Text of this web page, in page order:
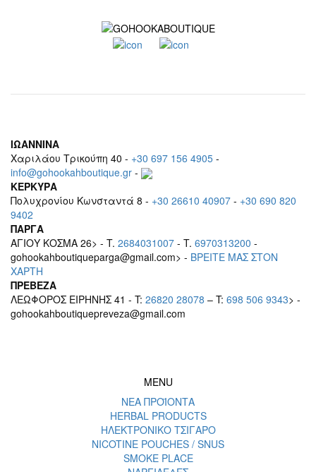
ΙΩΑΝΝΙΝΑ
Χαριλάου Τρικούπη 40 - +30 697 156 4905 -
info@gohookahboutique.gr -
ΚΕΡΚΥΡΑ
Πολυχρονίου Κωνσταντά 8 - +30 26610 40907 - +30 690 820
9402
ΠΑΡΓΑ
ΑΓΙΟΥ ΚΟΣΜΑ 26> - T. 2684031007 - T. 6970313200 -
gohookahboutiqueparga@gmail.com> - BΡEITE MAΣ ΣΤΟΝ
ΧΑΡΤΗ
ΠΡΕΒΕΖΑ
ΛΕΩΦΟΡΟΣ ΕΙΡΗΝΗΣ 41 - T: 26820 28078 – T: 698 506 9343> -
gohookahboutiquepreveza@gmail.com
MENU
ΝΕΑ ΠΡΟΪΟΝΤΑ
HERBAL PRODUCTS
ΗΛΕΚΤΡΟΝΙΚΟ ΤΣΙΓΑΡΟ
NICOTINE POUCHES / SNUS
SMOKE PLACE